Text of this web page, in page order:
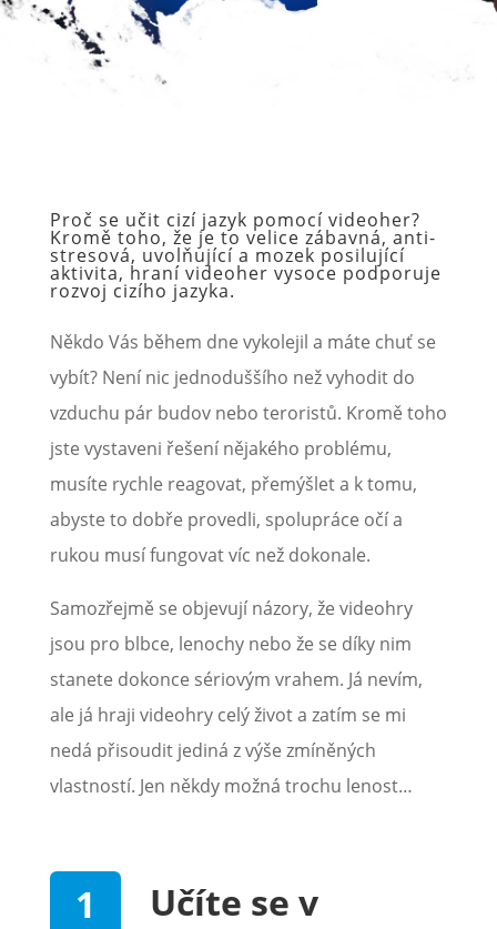
Proč se učit cizí jazyk pomocí videoher?
Kromě toho, že je to velice zábavná, anti-
stresová, uvolňující a mozek posilující
aktivita, hraní videoher vysoce podporuje
rozvoj cizího jazyka.
Někdo Vás během dne vykolejil a máte chuť se
vybít? Není nic jednoduššího než vyhodit do
vzduchu pár budov nebo teroristů. Kromě toho
jste vystaveni řešení nějakého problému,
musíte rychle reagovat, přemýšlet a k tomu,
abyste to dobře provedli, spolupráce očí a
rukou musí fungovat víc než dokonale.
Samozřejmě se objevují názory, že videohry
jsou pro blbce, lenochy nebo že se díky nim
stanete dokonce sériovým vrahem. Já nevím,
ale já hraji videohry celý život a zatím se mi
nedá přisoudit jediná z výše zmíněných
vlastností. Jen někdy možná trochu lenost…
Učíte se v